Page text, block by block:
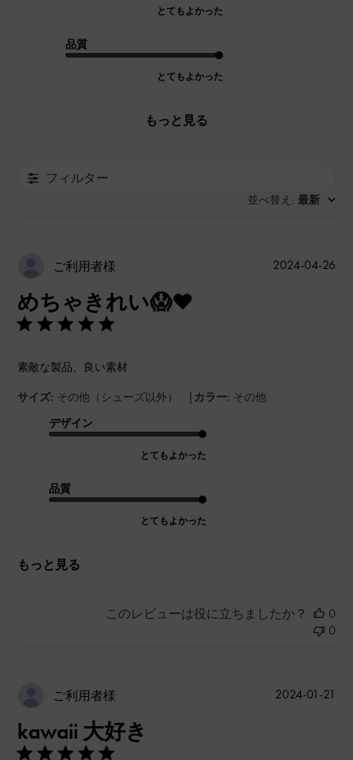
とてもよかった
品質
とてもよかった
もっと見る
フィルター
並べ替え : 最新
ご利用者様
めちゃきれい😱❤️
素敵な製品、良い素材
サイズ: その他（シューズ以外） | カラー: その他
デザイン
とてもよかった
品質
とてもよかった
もっと見る
公
2024-04-26
このレビューは役に立ちましたか？
0
0
ご利用者様
kawaii 大好き
2024-01-21